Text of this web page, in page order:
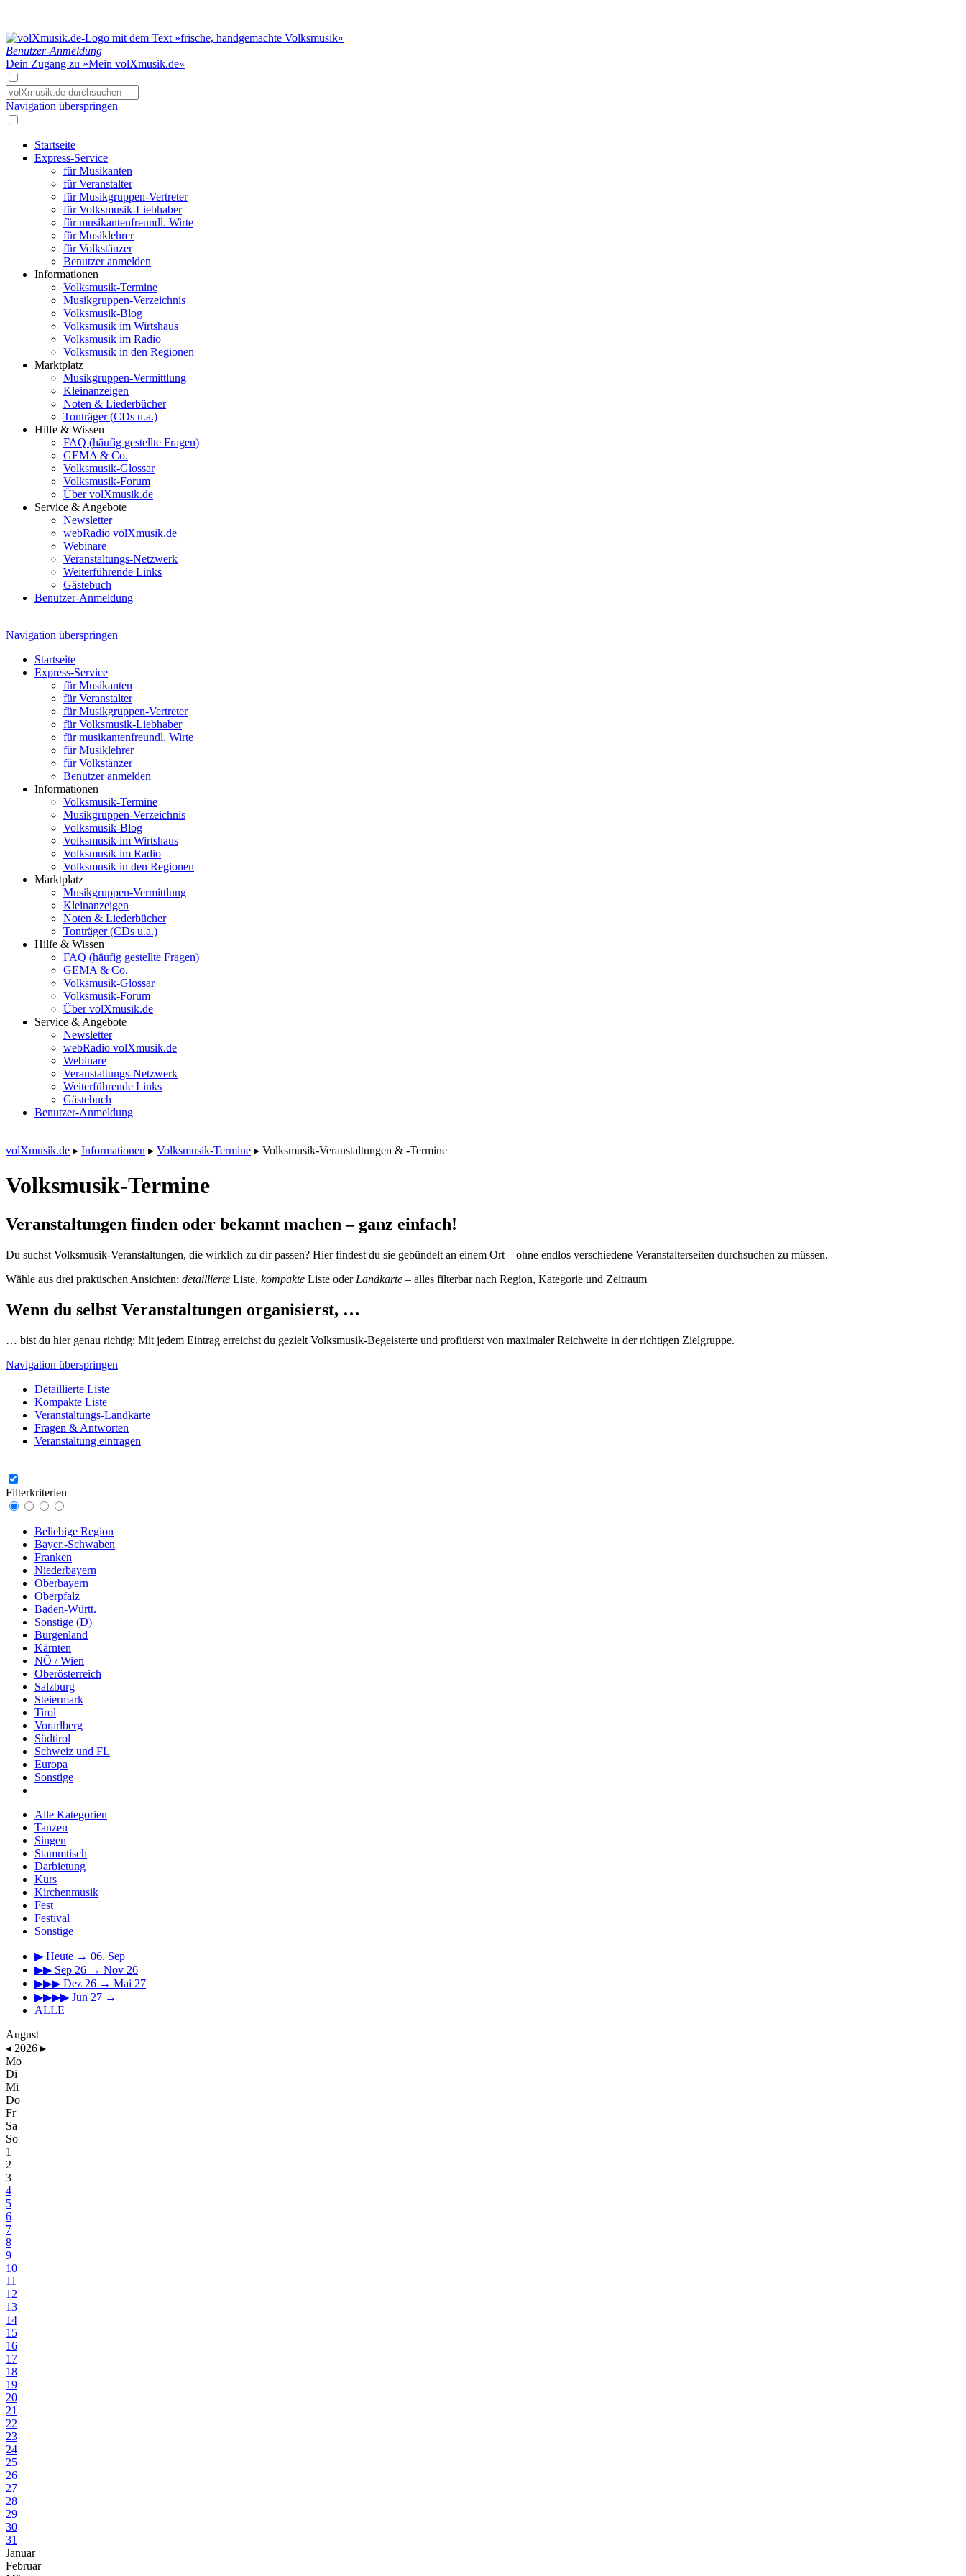
Benutzer-Anmeldung
Dein Zugang zu »Mein volXmusik.de«
Navigation überspringen
Startseite
Express-Service
für Musikanten
für Veranstalter
für Musikgruppen-Vertreter
für Volksmusik-Liebhaber
für musikantenfreundl. Wirte
für Musiklehrer
für Volkstänzer
Benutzer anmelden
Informationen
Volksmusik-Termine
Musikgruppen-Verzeichnis
Volksmusik-Blog
Volksmusik im Wirtshaus
Volksmusik im Radio
Volksmusik in den Regionen
Marktplatz
Musikgruppen-Vermittlung
Kleinanzeigen
Noten & Liederbücher
Tonträger (CDs u.a.)
Hilfe & Wissen
FAQ (häufig gestellte Fragen)
GEMA & Co.
Volksmusik-Glossar
Volksmusik-Forum
Über volXmusik.de
Service & Angebote
Newsletter
webRadio volXmusik.de
Webinare
Veranstaltungs-Netzwerk
Weiterführende Links
Gästebuch
Benutzer-Anmeldung
Navigation überspringen
Startseite
Express-Service
für Musikanten
für Veranstalter
für Musikgruppen-Vertreter
für Volksmusik-Liebhaber
für musikantenfreundl. Wirte
für Musiklehrer
für Volkstänzer
Benutzer anmelden
Informationen
Volksmusik-Termine
Musikgruppen-Verzeichnis
Volksmusik-Blog
Volksmusik im Wirtshaus
Volksmusik im Radio
Volksmusik in den Regionen
Marktplatz
Musikgruppen-Vermittlung
Kleinanzeigen
Noten & Liederbücher
Tonträger (CDs u.a.)
Hilfe & Wissen
FAQ (häufig gestellte Fragen)
GEMA & Co.
Volksmusik-Glossar
Volksmusik-Forum
Über volXmusik.de
Service & Angebote
Newsletter
webRadio volXmusik.de
Webinare
Veranstaltungs-Netzwerk
Weiterführende Links
Gästebuch
Benutzer-Anmeldung
volXmusik.de ▸ Informationen ▸ Volksmusik-Termine ▸ Volksmusik-Veranstaltungen & -Termine
Volksmusik-Termine
Veranstaltungen finden oder bekannt machen – ganz einfach!
Du suchst Volksmusik-Veranstaltungen, die wirklich zu dir passen? Hier findest du sie gebündelt an einem Ort – ohne endlos verschiedene Veranstalterseiten durchsuchen zu müssen.
Wähle aus drei praktischen Ansichten: detaillierte Liste, kompakte Liste oder Landkarte – alles filterbar nach Region, Kategorie und Zeitraum
Wenn du selbst Veranstaltungen organisierst, …
… bist du hier genau richtig: Mit jedem Eintrag erreichst du gezielt Volksmusik-Begeisterte und profitierst von maximaler Reichweite in der richtigen Zielgruppe.
Navigation überspringen
Detaillierte Liste
Kompakte Liste
Veranstaltungs-Landkarte
Fragen & Antworten
Veranstaltung eintragen
Filterkriterien
Beliebige Region
Bayer.-Schwaben
Franken
Niederbayern
Oberbayern
Oberpfalz
Baden-Württ.
Sonstige (D)
Burgenland
Kärnten
NÖ / Wien
Oberösterreich
Salzburg
Steiermark
Tirol
Vorarlberg
Südtirol
Schweiz und FL
Europa
Sonstige
Alle Kategorien
Tanzen
Singen
Stammtisch
Darbietung
Kurs
Kirchenmusik
Fest
Festival
Sonstige
▶ Heute → 06. Sep
▶▶ Sep 26 → Nov 26
▶▶▶ Dez 26 → Mai 27
▶▶▶▶ Jun 27 →
ALLE
August
◂ 2026 ▸
Mo
Di
Mi
Do
Fr
Sa
So
1
2
3
4
5
6
7
8
9
10
11
12
13
14
15
16
17
18
19
20
21
22
23
24
25
26
27
28
29
30
31
Januar
Februar